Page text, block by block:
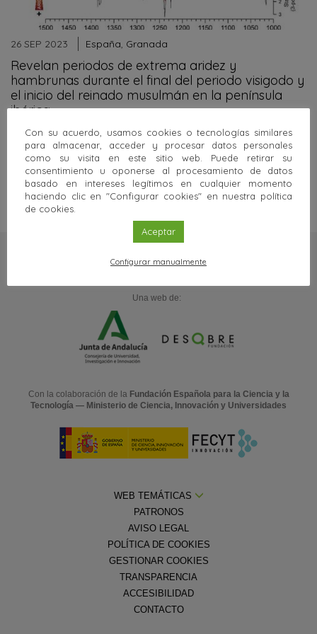
26 SEP 2023 España, Granada
Revelan periodos de extrema aridez y
hambrunas durante el final del periodo visigodo y
el inicio del reinado musulmán en la península
ibérica
La revista académica Nature Comunications ha publicado un
trabajo multidisciplinar que incluyen expertos en
paleovegetación, geoquímica, estadística, historia…
Sigue leyendo
Una web de:
Con la colaboración de la Fundación Española para la Ciencia y la
Tecnología — Ministerio de Ciencia, Innovación y Universidades
WEB TEMÁTICAS
PATRONOS
AVISO LEGAL
POLÍTICA DE COOKIES
GESTIONAR COOKIES
TRANSPARENCIA
ACCESIBILIDAD
CONTACTO
Con su acuerdo, usamos cookies o tecnologías similares
para almacenar, acceder y procesar datos personales
como su visita en este sitio web. Puede retirar su
consentimiento u oponerse al procesamiento de datos
basado en intereses legítimos en cualquier momento
haciendo clic en "Configurar cookies" en nuestra política
de cookies.
Aceptar
Configurar manualmente